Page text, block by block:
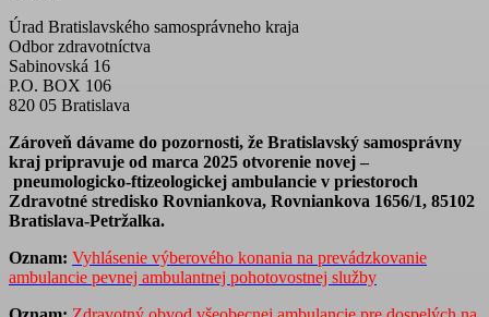
Úrad Bratislavského samosprávneho kraja
Odbor zdravotníctva
Sabinovská 16
P.O. BOX 106
820 05 Bratislava
Zároveň dávame do pozornosti, že Bratislavský samosprávny
kraj pripravuje od marca 2025 otvorenie novej –
pneumologicko-ftizeologickej ambulancie v priestoroch
Zdravotné stredisko Rovniankova, Rovniankova 1656/1, 85102
Bratislava-Petržalka.
Oznam: Vyhlásenie výberového konania na prevádzkovanie
ambulancie pevnej ambulantnej pohotovostnej služby